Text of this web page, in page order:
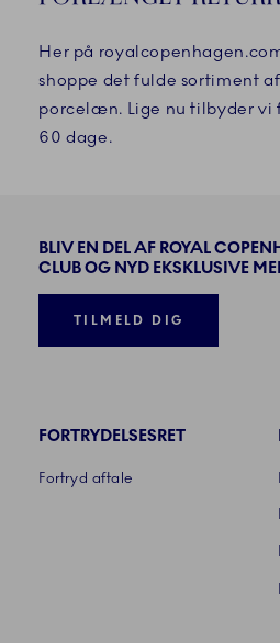
Her på
shoppe det fulde sortiment
porcelæn. Lige nu tilbyder
60 dage.
BLIV EN DEL AF ROYAL
CLUB OG NYD EKSKLUSIVE
TILMELD DIG
FORTRYDELSESRET
Fortryd aftale